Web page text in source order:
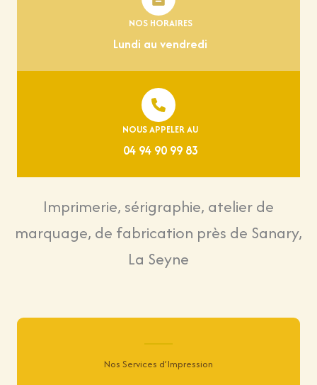
NOS HORAIRES
Lundi au vendredi
NOUS APPELER AU
04 94 90 99 83
Imprimerie, sérigraphie, atelier de
marquage, de fabrication près de Sanary,
La Seyne
Nos Services d’Impression